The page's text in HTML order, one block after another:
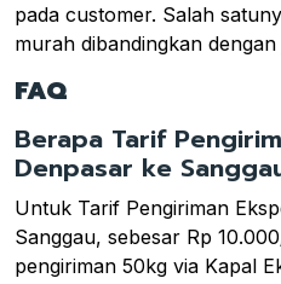
pada customer. Salah
murah dibandingkan dengan
FAQ
Berapa Tarif
Denpasar ke
Untuk Tarif Pengiriman
Sanggau, sebesar Rp
pengiriman 50kg via Kapal